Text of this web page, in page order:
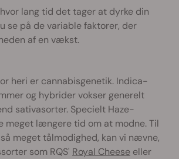
lang tid det tager at dyrke din
se på de variable faktorer, der
af en vækst.
heri er cannabisgenetik. Indica-
og hybrider vokser generelt
sativasorter. Specielt Haze-
meget længere tid om at modne. Til
meget tålmodighed, kan vi nævne,
som RQS' Royal Cheese eller